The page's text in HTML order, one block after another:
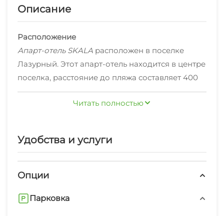
Описание
Расположение
Апарт-отель SKALA расположен в поселке
Лазурный. Этот апарт-отель находится в центре
поселка, расстояние до пляжа составляет 400
м. Рядом с апарт-отелем — пляж Лазурный,
гора Кастель и набережная Алушты.
предоставляется бесплатный Wi-Fi. Для
парковка. Для гостей доступны: библиотека,
площадка для пикника, площадка для
барбекю, бассейн и открытый бассейн, детская
игровая комната. В апарт-отеле возможно
языке.
Читать полностью
Удобства и услуги
Опции
Парковка